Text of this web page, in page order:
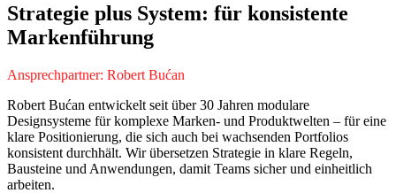
Strategie plus System: für konsistente
Markenführung
Ansprechpartner: Robert Bućan
Robert Bućan entwickelt seit über 30 Jahren modulare
Designsysteme für komplexe Marken- und Produktwelten – für eine
klare Positionierung, die sich auch bei wachsenden Portfolios
konsistent durchhält. Wir übersetzen Strategie in klare Regeln,
Bausteine und Anwendungen, damit Teams sicher und einheitlich
arbeiten.